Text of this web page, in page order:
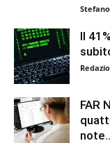
Il
FAR